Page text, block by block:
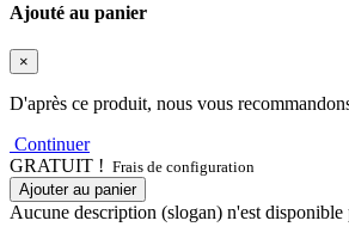
Ajouté au panier
×
D'après ce produit, nous vous
Continuer
GRATUIT ! Frais de configuration
Ajouter au panier
Aucune description (slogan) n'est